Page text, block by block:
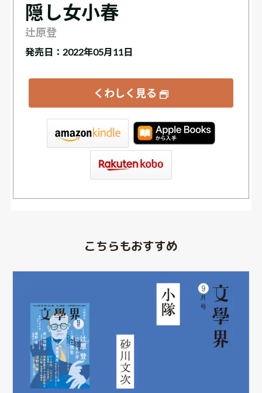
隠し女小春
辻原登
発売日：2022年05月11日
くわしく見る
こちらもおすすめ